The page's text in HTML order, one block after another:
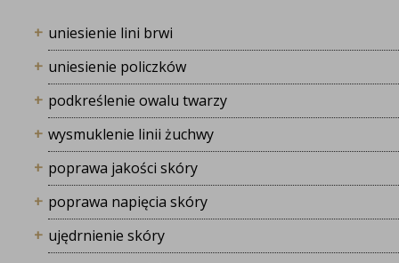
uniesienie lini brwi
uniesienie policzków
podkreślenie owalu twarzy
wysmuklenie linii żuchwy
poprawa jakości skóry
poprawa napięcia skóry
ujędrnienie skóry